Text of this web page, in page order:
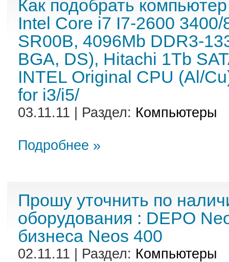
Как подобрать
Intel Core i7 I7-2600 3400/
SR00B, 4096Mb DDR3-
BGA, DS), Hitachi 1Tb
INTEL Original CPU (Al/
for i3/i5/
03.11.11 | Раздел: Компьютеры
Подробнее »
Прошу уточнить по
оборудования : DEPO
бизнеса Neos 400
02.11.11 | Раздел: Компьютеры